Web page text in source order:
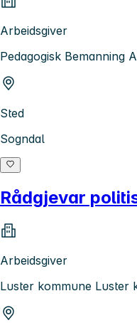
Arbeidsgiver
Pedagogisk Bemanning
Sted
Sogndal
Rådgjevar
Arbeidsgiver
Luster kommune Luster